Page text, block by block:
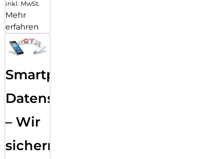
inkl. MwSt.
Mehr
erfahren
Smartphone
Datensicherung
– Wir
sichern